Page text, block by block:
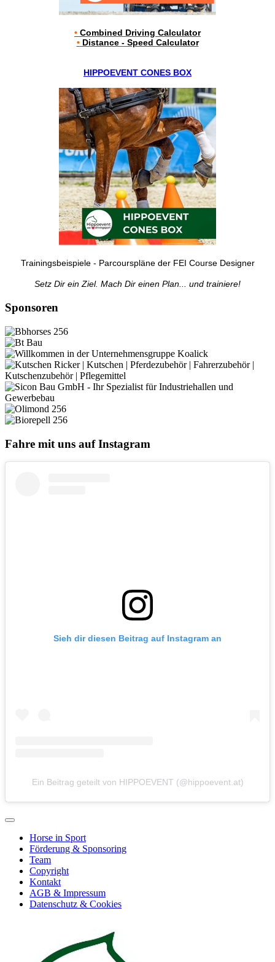
• Combined Driving Calculator
•Distance - Speed Calculator
HIPPOEVENT CONES BOX
Trainingsbeispiele - Parcourspläne der FEI Course Designer
Setz Dir ein Ziel. Mach Dir einen Plan... und trainiere!
Sponsoren
Fahre mit uns auf Instagram
Sieh dir diesen Beitrag auf Instagram an
Ein Beitrag geteilt von HIPPOEVENT (@hippoevent.at)
Horse in Sport
Förderung & Sponsoring
Team
Copyright
Kontakt
AGB & Impressum
Datenschutz & Cookies